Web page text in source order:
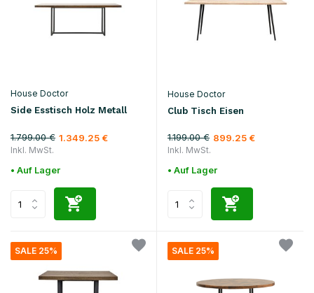
House Doctor
Side Esstisch Holz Metall
1.799.00 € 1.349.25 €
Inkl. MwSt.
• Auf Lager
House Doctor
Club Tisch Eisen
1.199.00 € 899.25 €
Inkl. MwSt.
• Auf Lager
SALE 25% SALE 25%